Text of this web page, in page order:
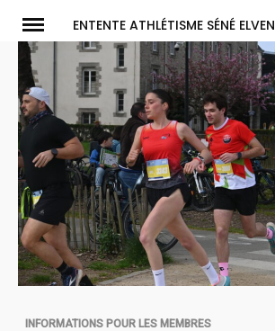
content
ENTENTE ATHLÉTISME SÉNÉ ELVEN
INFORMATIONS POUR LES MEMBRES